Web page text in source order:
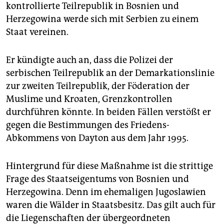
epaper login
kontrollierte Teilrepublik in Bosnien und
Herzegowina werde sich mit Serbien zu einem
Staat vereinen.
Er kündigte auch an, dass die Polizei der
serbischen Teilrepublik an der Demarkationslinie
zur zweiten Teilrepublik, der Föderation der
Muslime und Kroaten, Grenzkontrollen
durchführen könnte. In beiden Fällen verstößt er
gegen die Bestimmungen des Friedens-
Abkommens von Dayton aus dem Jahr 1995.
Hintergrund für diese Maßnahme ist die strittige
Frage des Staatseigentums von Bosnien und
Herzegowina. Denn im ehemaligen Jugoslawien
waren die Wälder in Staatsbesitz. Das gilt auch für
die Liegenschaften der übergeordneten